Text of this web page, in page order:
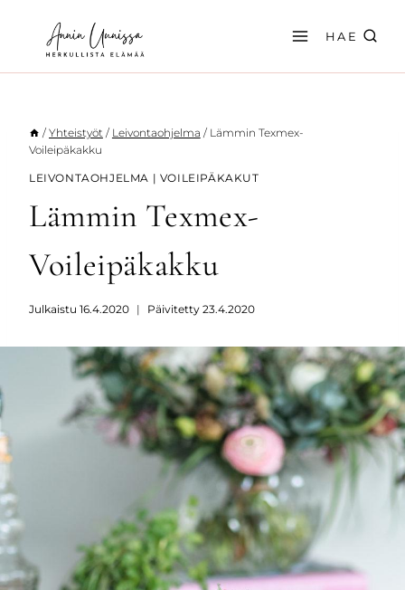
sisältöön
HAE
/ Yhteistyöt / Leivontaohjelma / Lämmin Texmex-
Voileipäkakku
LEIVONTAOHJELMA | VOILEIPÄKAKUT
Lämmin Texmex-
Voileipäkakku
Julkaistu 16.4.2020 Päivitetty 23.4.2020